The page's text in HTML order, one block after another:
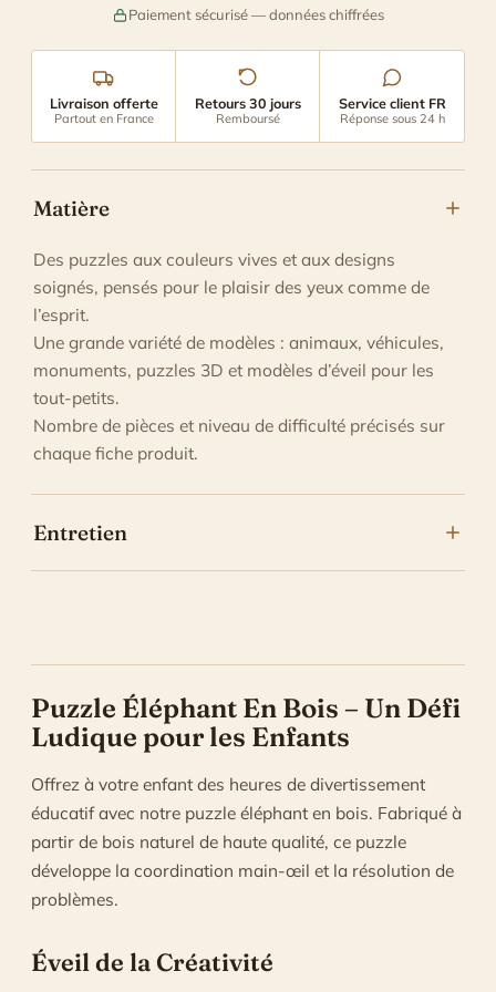
Paiement sécurisé — données chiffrées
Livraison offerte
Partout en France
Retours 30 jours
Remboursé
Service client FR
Réponse sous 24 h
Matière
Des puzzles aux couleurs vives et aux designs
soignés, pensés pour le plaisir des yeux comme de
l’esprit.
Une grande variété de modèles : animaux, véhicules,
monuments, puzzles 3D et modèles d’éveil pour les
tout-petits.
Nombre de pièces et niveau de difficulté précisés sur
chaque fiche produit.
Entretien
pour préserver l’éclat des couleurs.
Une fois assemblé, votre puzzle peut être collé et
encadré pour être exposé.
Puzzle Éléphant En Bois – Un Défi
Ludique pour les Enfants
Offrez à votre enfant des heures de divertissement
éducatif avec notre puzzle éléphant en bois. Fabriqué à
partir de bois naturel de haute qualité, ce puzzle
développe la coordination main-œil et la résolution de
problèmes.
Éveil de la Créativité